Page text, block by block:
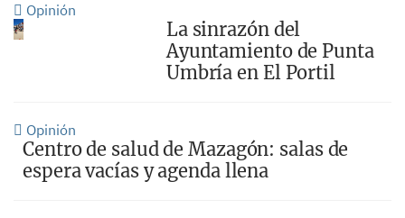
Opinión
La sinrazón del
Ayuntamiento de Punta
Umbría en El Portil
Opinión
Centro de salud de Mazagón: salas de
espera vacías y agenda llena